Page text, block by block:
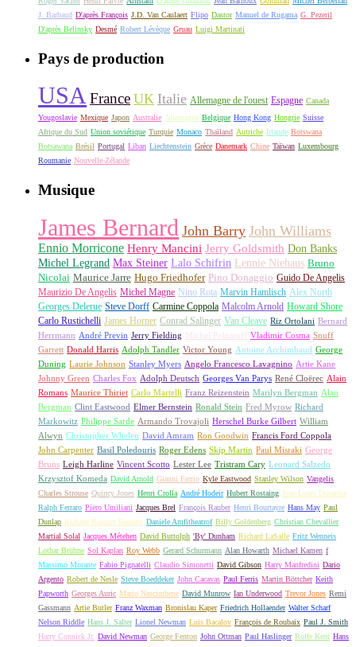
J. Barbaud D'après François J.D. Van Caulaert Flipo Dastor Manuel de Rugama G. Pezeril
D'après Belinsky Desmé Robert Lévèque Gruau Luigi Martinati
Pays de production
USA France UK Italie Allemagne de l'ouest Espagne Canada
Yougoslavie Mexique Japon Australie Allemagne Belgique Hong Kong Hongrie Suisse
Afrique du Sud Union soviétique Turquie Monaco Thaïland Autriche Irlande Botswana
Botsawana Brésil Portugal Liban Liechtenstein Grèce Danemark Chine Taïwan Luxembourg
Roumanie Nouvelle-Zélande
Musique
James Bernard John Barry John Williams
Ennio Morricone Henry Mancini Jerry Goldsmith Don Banks
Michel Legrand Max Steiner Lalo Schifrin Lennie Niehaus Bruno
Nicolai Maurice Jarre Hugo Friedhofer Pino Donaggio Guido De Angelis
Maurizio De Angelis Michel Magne Nino Rota Marvin Hamlisch Alex North
Georges Delerue Steve Dorff Carmine Coppola Malcolm Arnold Howard Shore
Carlo Rustichelli James Horner Conrad Salinger Van Cleave Riz Ortolani Bernard
Herrmann André Previn Jerry Fielding Michel Polnareff Vladimir Cosma Snuff
Garrett Donald Harris Adolph Tandler Victor Young Antoine Archimbaud George
Duning Laurie Johnson Stanley Myers Angelo Francesco Lavagnino Artie Kane
Johnny Green Charles Fox Adolph Deutsch Georges Van Parys René Cloërec Alain
Romans Maurice Thiriet Carlo Martelli Franz Reizenstein Marilyn Bergman Alan
Bergman Clint Eastwood Elmer Bernstein Ronald Stein Fred Myrow Richard
Markowitz Philippe Sarde Armando Trovajoli Herschel Burke Gilbert William
Alwyn Christopher Whelen David Amram Ron Goodwin Francis Ford Coppola
John Carpenter Basil Poledouris Roger Edens Skip Martin Paul Misraki George
Bruns Leigh Harline Vincent Scotto Lester Lee Tristram Cary Leonard Salzedo
Krzysztof Komeda David Arnold Gianni Ferrio Kyle Eastwood Stanley Wilson Vangelis
Charles Strouse Quincy Jones Henri Crolla André Hodeir Hubert Rostaing Jean-Louis Ducarme
Ralph Ferraro Piero Umiliani Jacques Brel François Rauber Henri Bourtayre Hans May Paul
Dunlap Richard Rodney Bennett Daniele Amfitheatrof Billy Goldenberg Christian Chevallier
Martial Solal Jacques Métehen David Buttolph 'By' Dunham Richard LaSalle Fritz Wenneis
Lothar Brühne Sol Kaplan Roy Webb Gerard Schurmann Alan Howarth Michael Kamen f
Massimo Morante Fabio Pignatelli Claudio Simonetti David Gibson Harry Manfredini Dario
Argento Robert de Nesle Steve Boeddeker John Cacavas Paul Ferris Martin Böttcher Keith
Papworth Georges Auric Mario Nascimbene David Munrow Ian Underwood Trevor Jones Remi
Gassmann Artie Butler Franz Waxman Bronislau Kaper Friedrich Hollaender Walter Scharf
Nelson Riddle Hans J. Salter Lionel Newman Luis Bacalov François de Roubaix Paul J. Smith
Harry Connick Jr. David Newman George Fenton John Ottman Paul Haslinger Rolfe Kent Hans